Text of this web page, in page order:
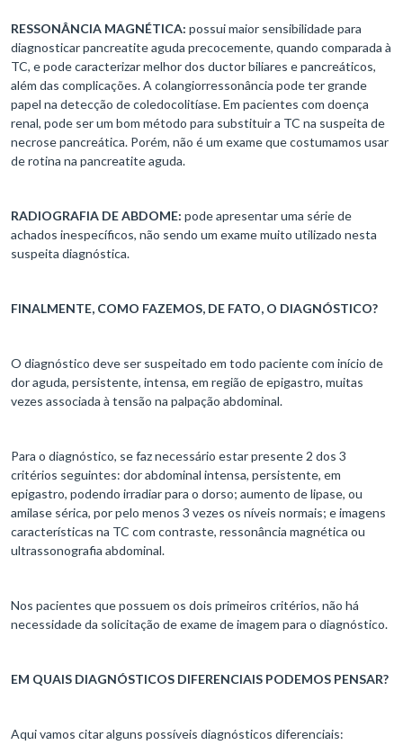
RESSONÂNCIA MAGNÉTICA: possui maior sensibilidade para
diagnosticar pancreatite aguda precocemente, quando comparada à
TC, e pode caracterizar melhor dos ductor biliares e pancreáticos,
além das complicações. A colangiorressonância pode ter grande
papel na detecção de coledocolitíase. Em pacientes com doença
renal, pode ser um bom método para substituir a TC na suspeita de
necrose pancreática. Porém, não é um exame que costumamos usar
de rotina na pancreatite aguda.
RADIOGRAFIA DE ABDOME: pode apresentar uma série de
achados inespecíficos, não sendo um exame muito utilizado nesta
suspeita diagnóstica.
FINALMENTE, COMO FAZEMOS, DE FATO, O DIAGNÓSTICO?
O diagnóstico deve ser suspeitado em todo paciente com início de
dor aguda, persistente, intensa, em região de epigastro, muitas
vezes associada à tensão na palpação abdominal.
Para o diagnóstico, se faz necessário estar presente 2 dos 3
critérios seguintes: dor abdominal intensa, persistente, em
epigastro, podendo irradiar para o dorso; aumento de lipase, ou
amilase sérica, por pelo menos 3 vezes os níveis normais; e imagens
características na TC com contraste, ressonância magnética ou
ultrassonografia abdominal.
Nos pacientes que possuem os dois primeiros critérios, não há
necessidade da solicitação de exame de imagem para o diagnóstico.
EM QUAIS DIAGNÓSTICOS DIFERENCIAIS PODEMOS PENSAR?
Aqui vamos citar alguns possíveis diagnósticos diferenciais: